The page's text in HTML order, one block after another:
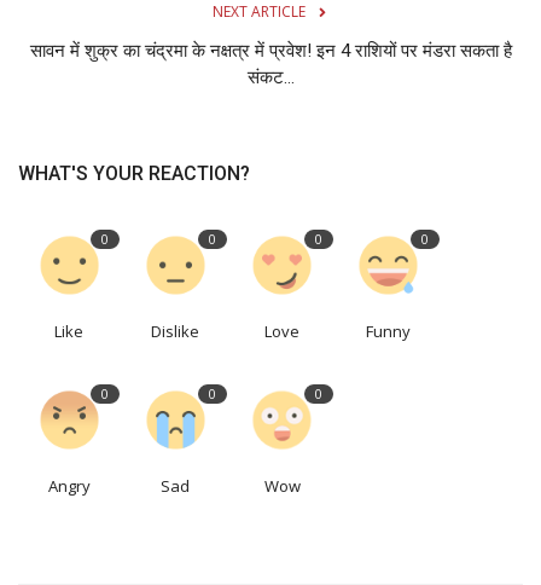
NEXT ARTICLE
सावन में शुक्र का चंद्रमा के नक्षत्र में प्रवेश! इन 4 राशियों पर मंडरा सकता है
संकट...
WHAT'S YOUR REACTION?
0
Like
0
Dislike
0
Love
0
Funny
0
Angry
0
Sad
0
Wow